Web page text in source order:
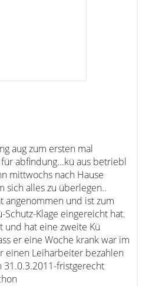
aug zum ersten mal
abfindung...kü aus betriebl
mittwochs nach Hause
sich alles zu überlegen..
angenommen und ist zum
Klage eingereicht hat.
und hat eine zweite Kü
er eine Woche krank war im
einen Leiharbeiter bezahlen
31.0.3.2011-fristgerecht